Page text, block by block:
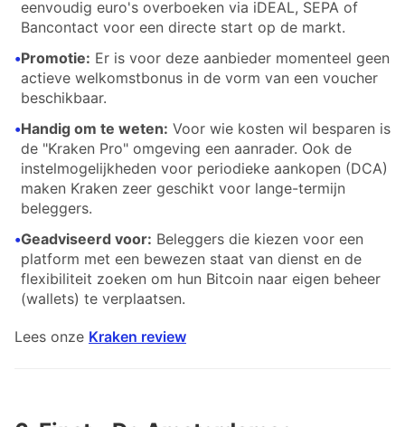
eenvoudig euro's overboeken via iDEAL, SEPA of
Bancontact voor een directe start op de markt.
•Promotie: Er is voor deze aanbieder momenteel geen
actieve welkomstbonus in de vorm van een voucher
beschikbaar.
•Handig om te weten: Voor wie kosten wil besparen is
de "Kraken Pro" omgeving een aanrader. Ook de
instelmogelijkheden voor periodieke aankopen (DCA)
maken Kraken zeer geschikt voor lange-termijn
beleggers.
•Geadviseerd voor: Beleggers die kiezen voor een
platform met een bewezen staat van dienst en de
flexibiliteit zoeken om hun Bitcoin naar eigen beheer
(wallets) te verplaatsen.
Lees onze Kraken review